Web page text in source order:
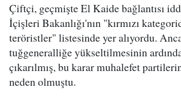
Çiftçi, geçmişte El Kaide bağlantısı
İçişleri Bakanlığı'nın "kırmızı
teröristler" listesinde yer alıyordu.
tuğgeneralliğe yükseltilmesinin
çıkarılmış, bu karar muhalefet
neden olmuştu.